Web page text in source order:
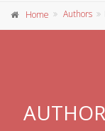
Home Authors